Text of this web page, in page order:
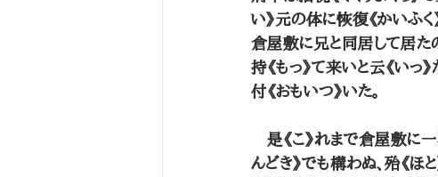
い》元の体に恢復《かいふ
倉屋敷に兄と同居して居た
持《もっ》て来いと云《いっ
付《おもいつ》いた。
是《こ》れまで倉屋敷に一
んどき》でも構わぬ、殆《